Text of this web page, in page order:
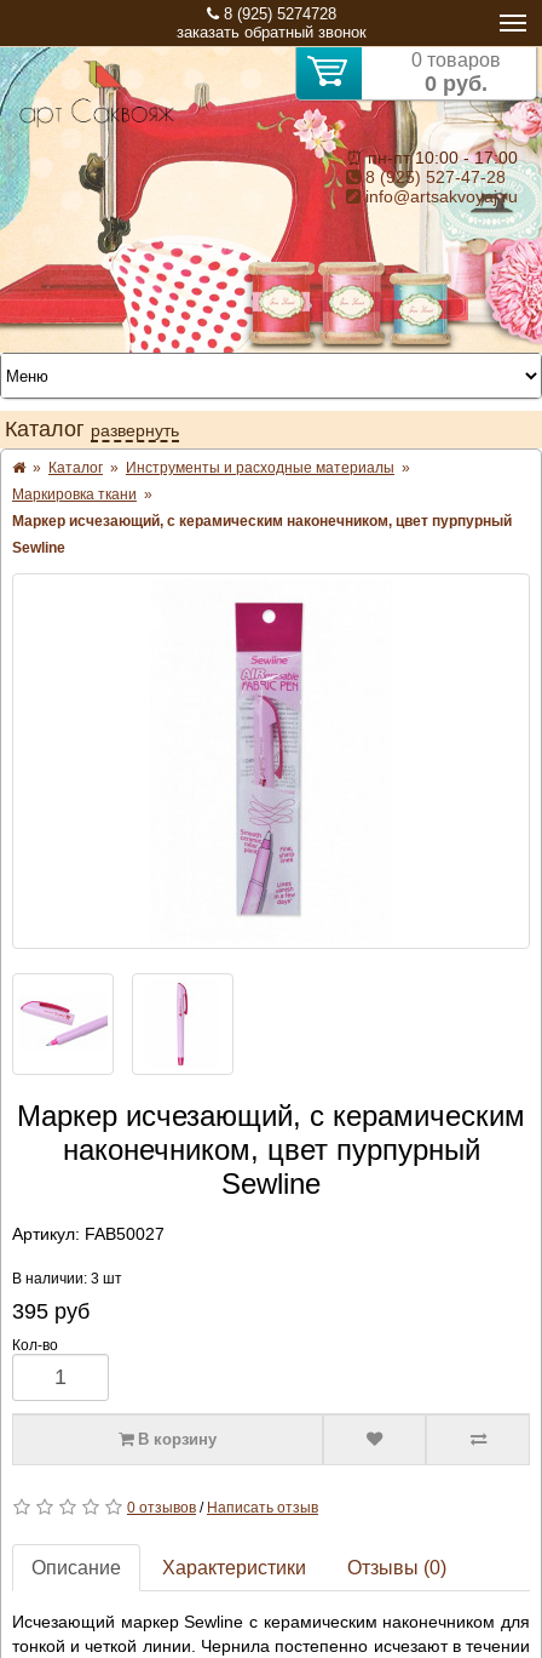
8 (925) 5274728
заказать обратный звонок
0 товаров
0 руб.
⏰ пн-пт 10:00 - 17:00
8 (925) 527-47-28
info@artsakvoyaj.ru
Каталог развернуть
» Каталог » Инструменты и расходные материалы »
Маркировка ткани »
Маркер исчезающий, с керамическим наконечником, цвет пурпурный
Sewline
Маркер исчезающий, с керамическим
наконечником, цвет пурпурный
Sewline
Артикул: FAB50027
В наличии: 3 шт
395руб
Кол-во
В корзину
0 отзывов/ Написать отзыв
Описание Характеристики Отзывы (0)
Исчезающий маркер Sewline с керамическим наконечником для
тонкой и четкой линии. Чернила постепенно исчезают в течении